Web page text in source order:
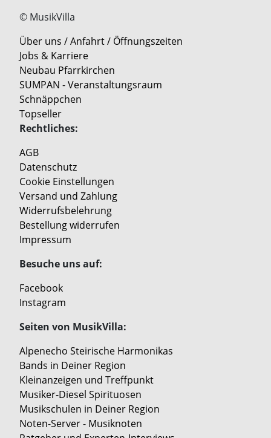
© MusikVilla
Über uns / Anfahrt / Öffnungszeiten
Jobs & Karriere
Neubau Pfarrkirchen
SUMPAN - Veranstaltungsraum
Schnäppchen
Topseller
Rechtliches:
AGB
Datenschutz
Cookie Einstellungen
Versand und Zahlung
Widerrufsbelehrung
Bestellung widerrufen
Impressum
Besuche uns auf:
Facebook
Instagram
Seiten von MusikVilla:
Alpenecho Steirische Harmonikas
Bands in Deiner Region
Kleinanzeigen und Treffpunkt
Musiker-Diesel Spirituosen
Musikschulen in Deiner Region
Noten-Server - Musiknoten